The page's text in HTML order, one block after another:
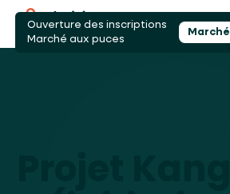
Ouverture des inscriptions
Marché aux puces